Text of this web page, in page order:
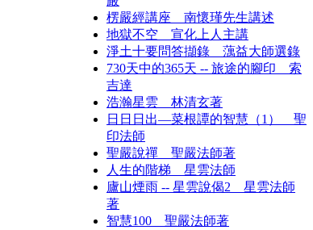
楞嚴經講座 南懷瑾先生講述
地獄不空 宣化上人主講
淨土十要問答擷錄 蕅益大師選錄
730天中的365天 -- 旅途的腳印 索
吉達
浩瀚星雲 林清玄著
日日日出—菜根譚的智慧（1） 聖
印法師
聖嚴說禪 聖嚴法師著
人生的階梯 星雲法師
廬山煙雨 -- 星雲說偈2 星雲法師
著
智慧100 聖嚴法師著